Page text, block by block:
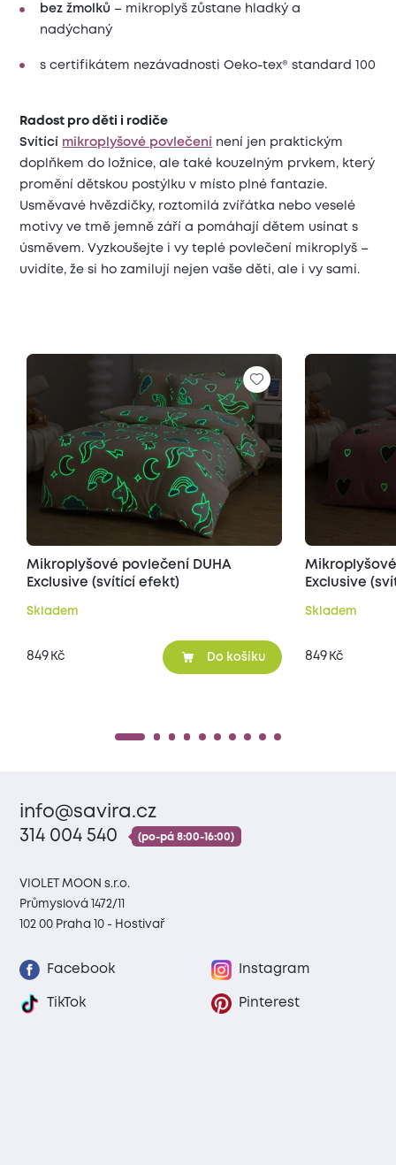
bez žmolků – mikroplyš zůstane hladký a
nadýchaný
s certifikátem nezávadnosti Oeko-tex® standard 100
Radost pro děti i rodiče
Svítící mikroplyšové povlečení není jen praktickým
doplňkem do ložnice, ale také kouzelným prvkem, který
promění dětskou postýlku v místo plné fantazie.
Usměvavé hvězdičky, roztomilá zvířátka nebo veselé
motivy ve tmě jemně září a pomáhají dětem usínat s
úsměvem. Vyzkoušejte i vy teplé povlečení mikroplyš –
uvidíte, že si ho zamilují nejen vaše děti, ale i vy sami.
Mikroplyšové povlečení DUHA
Exclusive (svítící efekt)
Skladem
849 Kč Do košíku
Exclusive
Skladem
849 Kč
info@savira.cz
314 004 540
(po-pá 8:00-16:00)
VIOLET MOON s.r.o.
Průmyslová 1472/11
102 00 Praha 10 - Hostivař
Facebook Instagram
TikTok Pinterest